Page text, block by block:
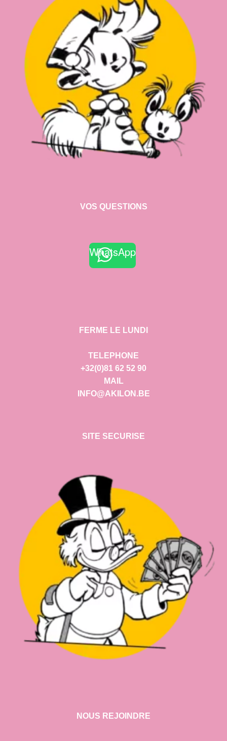
VOS QUESTIONS
WhatsApp
FERME LE LUNDI
TELEPHONE
+32(0)81 62 52 90
MAIL
INFO@AKILON.BE
SITE SECURISE
NOUS REJOINDRE